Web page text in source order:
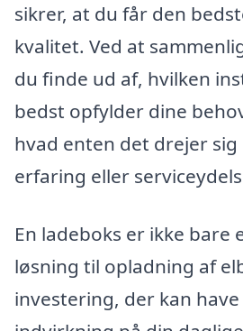
sikrer, at du får den
kvalitet. Ved at
du finde ud af, hvilken
bedst opfylder dine
hvad enten det drejer sig
erfaring eller
En ladeboks er ikke bare
løsning til opladning af
investering, der kan